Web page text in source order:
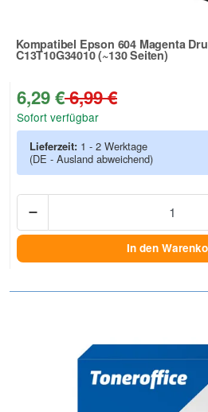
Kompatibel Epson 604 Magenta
C13T10G34010 (~130 Seiten)
Zur Artikelbewertung
6,29 €6,99 €
Sofort verfügbar
Lieferzeit: 1 - 2 Werktage
(DE - Ausland abweichend)
In den